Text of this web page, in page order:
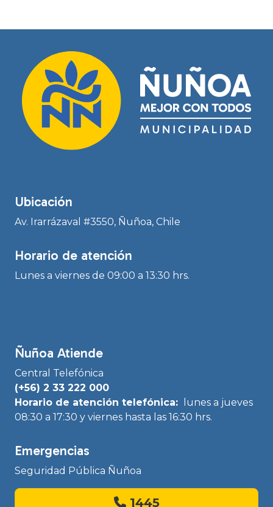
Ubicación
Av. Irarrázaval #3550, Ñuñoa, Chile
Horario de atención
Lunes a viernes de 09:00 a 13:30 hrs.
Ñuñoa Atiende
Central Telefónica
(+56) 2 33 222 000
Horario de atención telefónica:
lunes a jueves
08:30 a 17:30 y viernes hasta las 16:30 hrs.
Emergencias
Seguridad Pública Ñuñoa
1445